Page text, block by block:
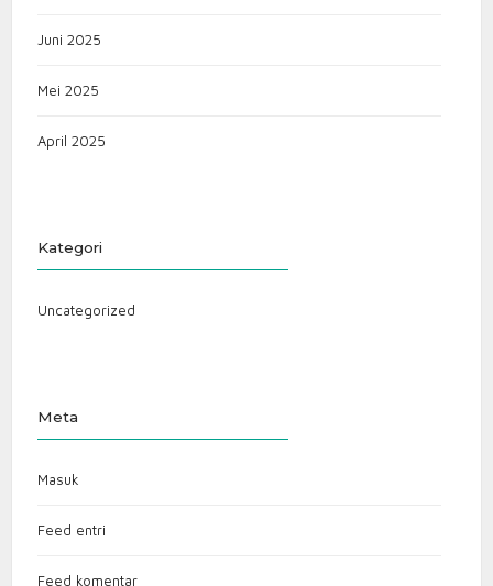
Juni 2025
Mei 2025
April 2025
Kategori
Uncategorized
Meta
Masuk
Feed entri
Feed komentar